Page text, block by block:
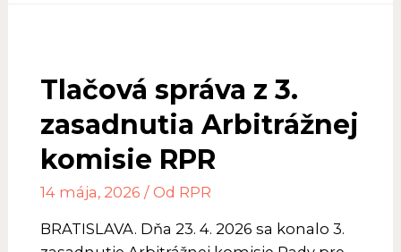
AK
Tlačová správa z 3.
zasadnutia Arbitrážnej
komisie RPR
14 mája, 2026 / Od RPR
BRATISLAVA. Dňa 23. 4. 2026 sa konalo 3.